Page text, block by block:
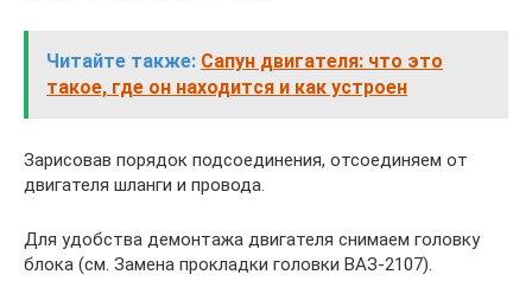
Читайте также: Сапун двигателя: что это
такое, где он находится и как устроен
Зарисовав порядок подсоединения, отсоединяем от
двигателя шланги и провода.
Для удобства демонтажа двигателя снимаем головку
блока (см. Замена прокладки головки ВАЗ-2107).